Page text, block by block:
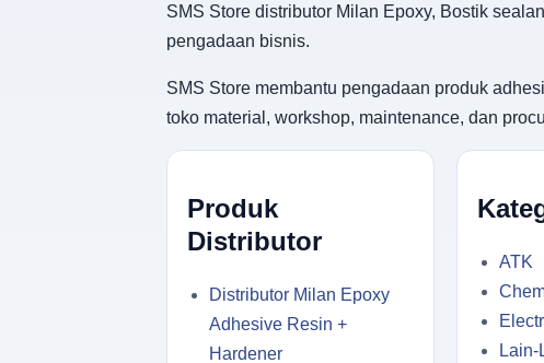
SMS Store distributor Milan Epoxy, Bostik
pengadaan bisnis.
SMS Store membantu pengadaan produk
toko material, workshop, maintenance, dan
Produk
Distributor
Distributor Milan Epoxy
Adhesive Resin +
Hardener
ATK
Lain-